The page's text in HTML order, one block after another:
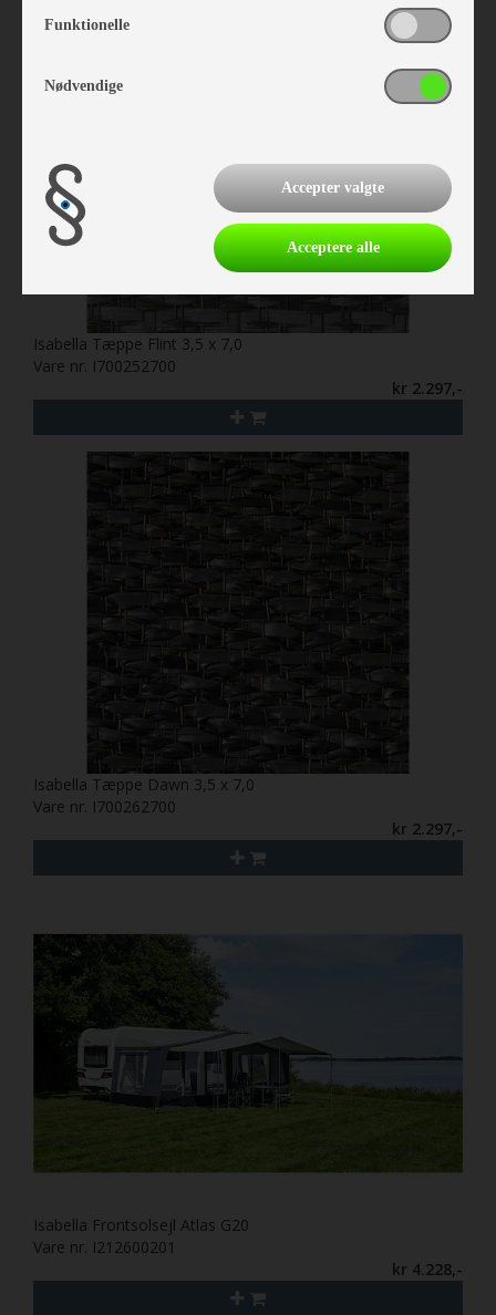
Isabella Tæppe Flint 3,5 x 7,0
Vare nr. I700252700
kr 2.297,-
Isabella Tæppe Dawn 3,5 x 7,0
Vare nr. I700262700
kr 2.297,-
Isabella Frontsolsejl Atlas G20
Vare nr. I212600201
kr 4.228,-
Funktionelle
Nødvendige
Accepter valgte
Acceptere alle